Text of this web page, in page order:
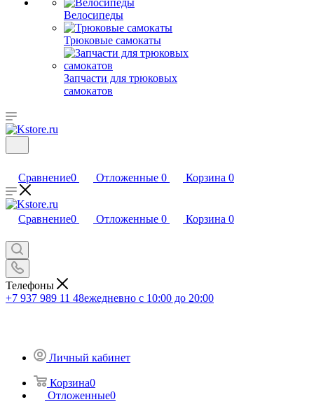
Велосипеды
Трюковые самокаты
Запчасти для трюковых
самокатов
Сравнение0 Отложенные 0 Корзина 0
Сравнение0 Отложенные 0 Корзина 0
Телефоны
+7 937 989 11 48ежедневно с 10:00 до 20:00
Личный кабинет
Корзина0
Отложенные0